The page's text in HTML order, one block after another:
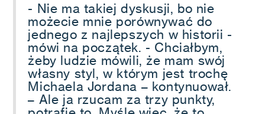
- Nie ma takiej dyskusji, bo nie
możecie mnie porównywać do
jednego z najlepszych w historii -
mówi na początek. - Chciałbym,
żeby ludzie mówili, że mam swój
własny styl, w którym jest trochę
Michaela Jordana – kontynuował.
– Ale ja rzucam za trzy punkty,